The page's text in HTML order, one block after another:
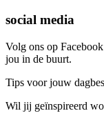
social media
Volg ons op
jou in de buurt.
Tips voor jouw
Wil jij geïnspireerd